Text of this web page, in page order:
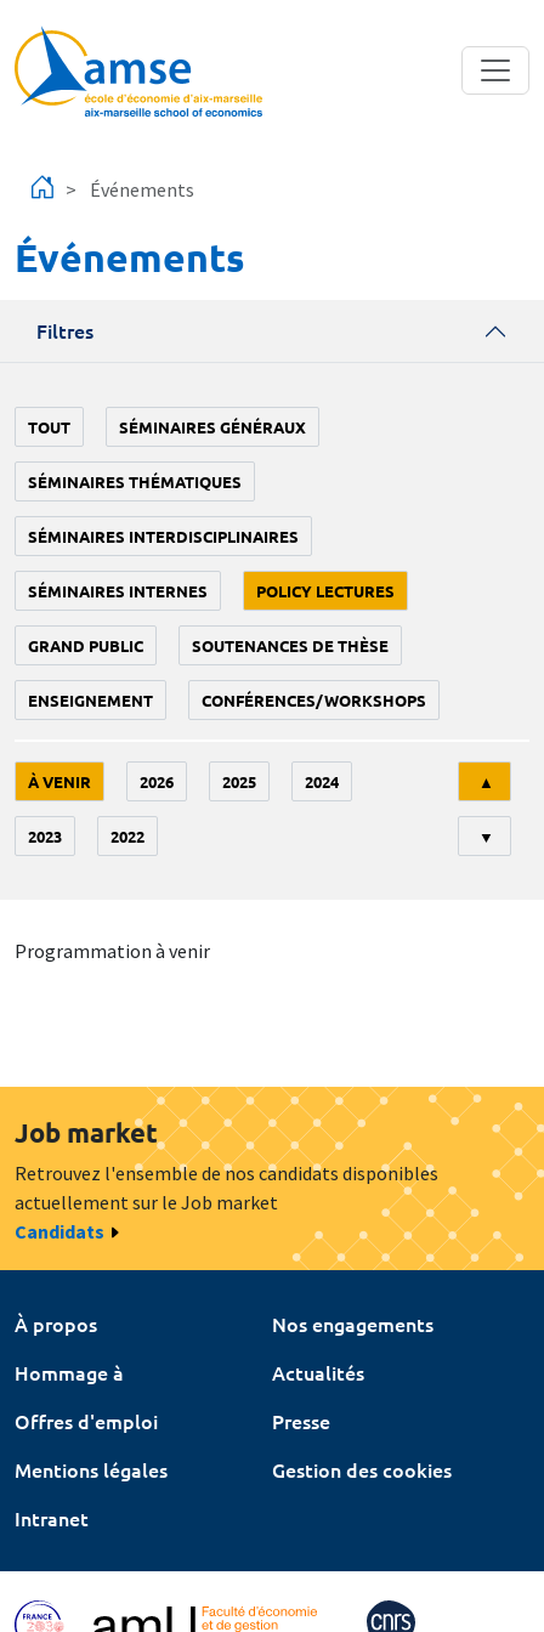
Événements
Événements
Filtres
TOUT SÉMINAIRES GÉNÉRAUX
SÉMINAIRES THÉMATIQUES
SÉMINAIRES INTERDISCIPLINAIRES
SÉMINAIRES INTERNES POLICY LECTURES
GRAND PUBLIC SOUTENANCES DE THÈSE
ENSEIGNEMENT CONFÉRENCES/WORKSHOPS
À VENIR 2026 2025 2024
2023 2022
▲
▼
Programmation à venir
Job market
Retrouvez l'ensemble de nos candidats disponibles
actuellement sur le Job market
Candidats
À propos
Nos engagements
Hommage à
Actualités
Offres d'emploi
Presse
Mentions légales
Gestion des cookies
Intranet